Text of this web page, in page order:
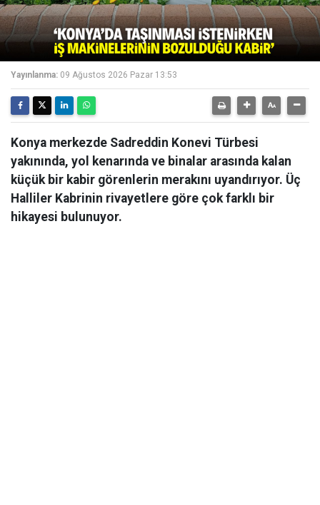
Yayınlanma: 09 Ağustos 2026 Pazar 13:53
Konya merkezde Sadreddin Konevi Türbesi
yakınında, yol kenarında ve binalar arasında kalan
küçük bir kabir görenlerin merakını uyandırıyor. Üç
Halliler Kabrinin rivayetlere göre çok farklı bir
hikayesi bulunuyor.